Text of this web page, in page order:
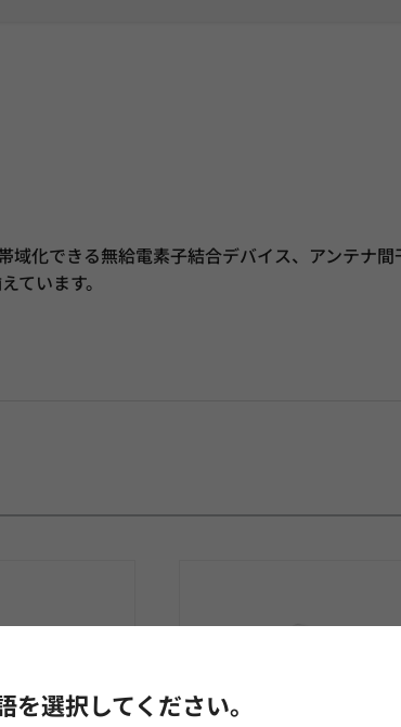
選択してください。
域化できる無給電素子結合デバイス、アンテナ間
ています。